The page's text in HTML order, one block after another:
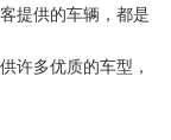
提供的车辆，都是
许多优质的车型，